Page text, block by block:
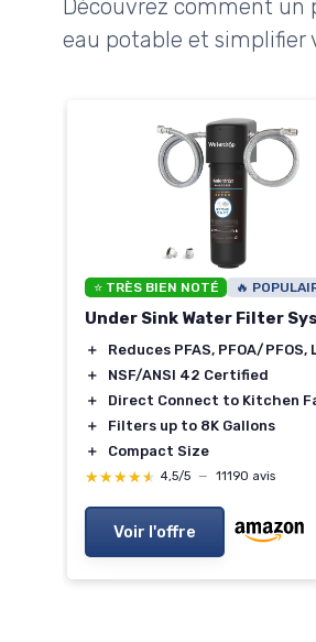
Découvrez comment un
eau potable et simplifier
⭐ TRÈS BIEN NOTÉ 🔥
Under Sink Water Filter
＋
Reduces PFAS, PFOA/PFOS,
＋
NSF/ANSI 42 Certified
＋
Direct Connect to Kitchen
＋
Filters up to 8K Gallons
＋
Compact Size
★★★★★
★★★★★ 4,5/5 — 11190 avis
Voir l'offre